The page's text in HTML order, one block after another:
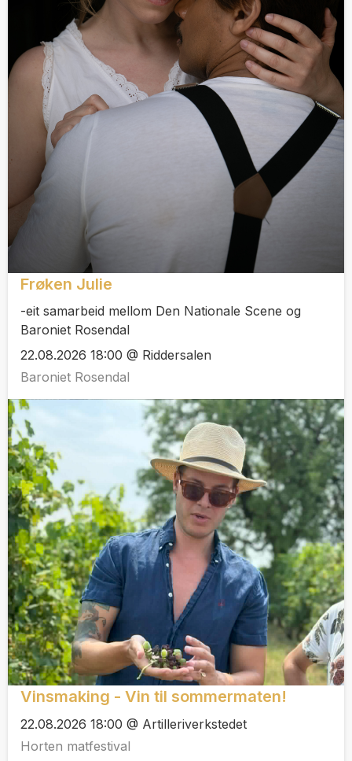
Frøken Julie
-eit samarbeid mellom Den Nationale Scene og
Baroniet Rosendal
22.08.2026 18:00 @ Riddersalen
Baroniet Rosendal
Vinsmaking - Vin til sommermaten!
22.08.2026 18:00 @ Artilleriverkstedet
Horten matfestival